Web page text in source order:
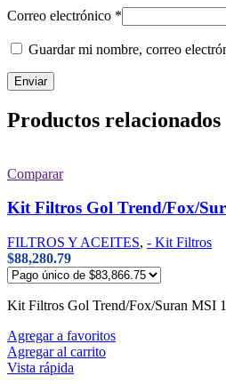
Correo electrónico *
Guardar mi nombre, correo
Productos relacionados
Comparar
Kit Filtros Gol Trend/Fox/
FILTROS Y ACEITES, - Kit Filtros
$88,280.79
Kit Filtros Gol Trend/Fox/Suran MSI
Agregar a favoritos
Agregar al carrito
Vista rápida